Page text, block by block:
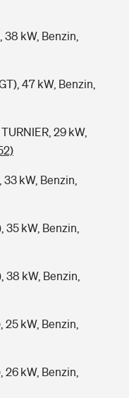
38 kW, Benzin,
47 kW, Benzin,
29 kW,
33 kW, Benzin,
35 kW, Benzin,
38 kW, Benzin,
25 kW, Benzin,
26 kW, Benzin,